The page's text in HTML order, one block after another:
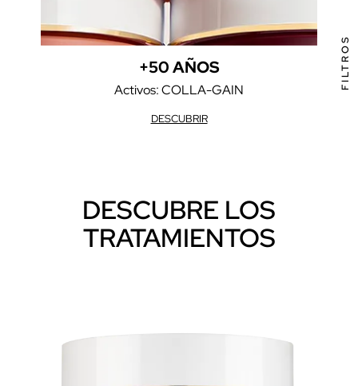
+50 AÑOS
Activos: COLLA-GAIN
DESCUBRIR
DESCUBRE LOS
TRATAMIENTOS
FILTROS